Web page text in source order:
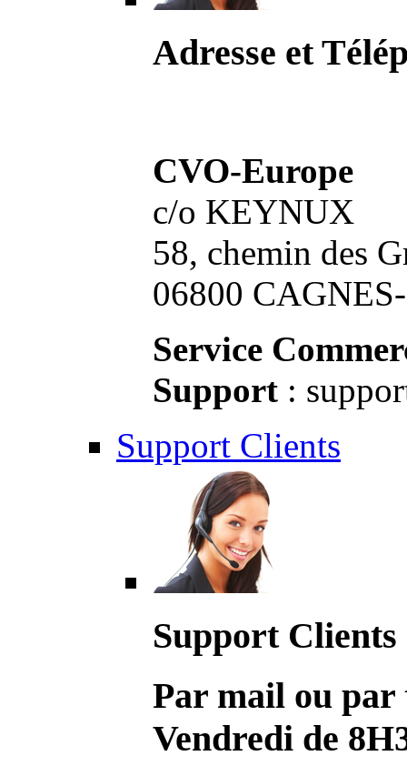
Adresse et
CVO-Europe
c/o KEYNUX
58, chemin des
06800
Service
Support :
Support Clients
Support Clients
Par mail ou par
Vendredi de